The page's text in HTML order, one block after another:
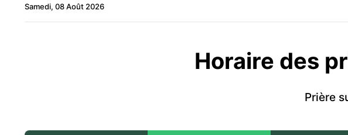
Samedi, 08 Août 2026
Horaire des
Prière